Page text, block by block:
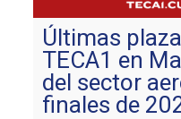
Últimas
TECA1 en
del sector
finales de